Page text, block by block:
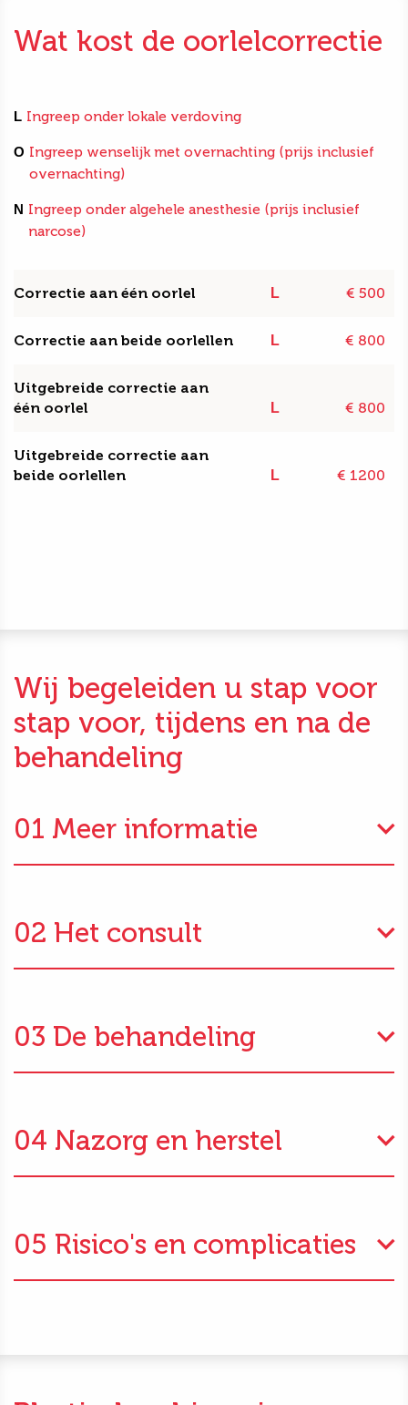
Wat kost de oorlelcorrectie
L Ingreep onder lokale verdoving
O Ingreep wenselijk met overnachting (prijs inclusief
overnachting)
N Ingreep onder algehele anesthesie (prijs inclusief
narcose)
Correctie aan één oorlel L € 500
Correctie aan beide oorlellen L € 800
Uitgebreide correctie aan
één oorlel
L € 800
Uitgebreide correctie aan
beide oorlellen
L € 1200
Wij begeleiden u stap voor
stap voor, tijdens en na de
behandeling
01 Meer informatie
02 Het consult
03 De behandeling
04 Nazorg en herstel
05 Risico's en complicaties